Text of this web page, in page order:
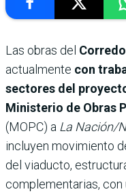
Las obras del
actualmente con
sectores del
Ministerio de Obras
(MOPC) a La Nación/
incluyen movimiento
del viaducto,
complementarias,